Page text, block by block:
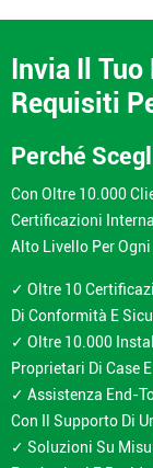
Invia Il
Requisiti
Perché
Con Oltre 10.000
Certificazioni
Alto Livello Per
✓ Oltre 10
Di Conformità E
✓ Oltre 10.000
Proprietari Di Case
✓ Assistenza End-
Con Il Supporto Di
✓ Soluzioni Su